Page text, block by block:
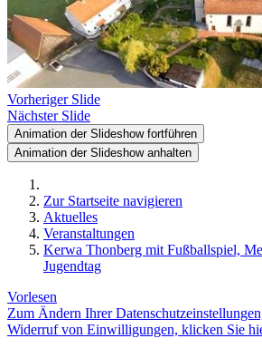
Vorheriger Slide
Nächster Slide
Animation der Slideshow fortführen
Animation der Slideshow anhalten
Zur Startseite navigieren
Aktuelles
Veranstaltungen
Kerwa Thonberg mit Fußballspiel,
Jugendtag
Vorlesen
Zum Ändern Ihrer
Widerruf von Einwilligungen, klicken Sie